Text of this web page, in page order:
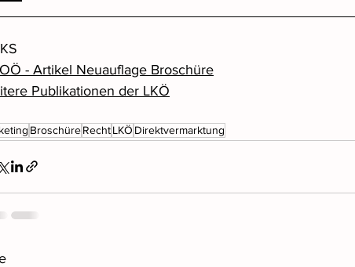
- Artikel Neuauflage Broschüre
Publikationen der LKÖ
BroschüreRechtLKÖ Direktvermarktung